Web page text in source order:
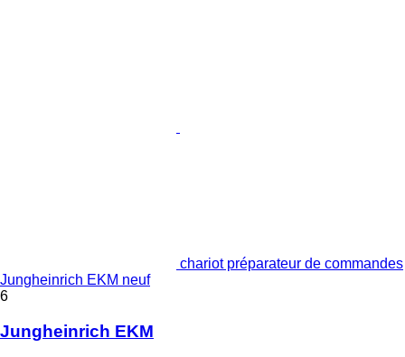
chariot préparateur de commandes
Jungheinrich EKM neuf
6
Jungheinrich EKM